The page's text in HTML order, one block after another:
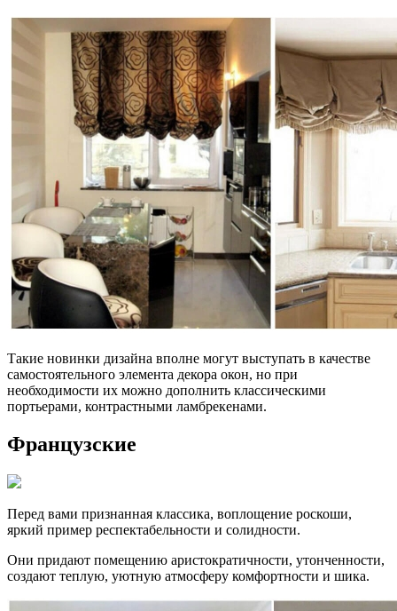
Такие новинки дизайна вполне могут выступать в качестве
самостоятельного элемента декора окон, но при
необходимости их можно дополнить классическими
портьерами, контрастными ламбрекенами.
Французские
Перед вами признанная классика, воплощение роскоши,
яркий пример респектабельности и солидности.
Они придают помещению аристократичности, утонченности,
создают теплую, уютную атмосферу комфортности и шика.